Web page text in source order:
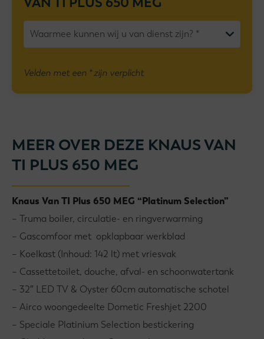
Velden met een * zijn verplicht
MEER OVER DEZE KNAUS VAN
TI PLUS 650 MEG
Knaus Van TI Plus 650 MEG “Platinum Selection”
– Truma boiler, circulatie- en ringverwarming
– Gascomfoor met opklapbaar werkblad
– Koelkast (Inhoud: 142 lt) met vriesvak
– Cassettetoilet, douche, afval- en schoonwatertank
– 32″ LED TV & Oyster 60cm automatische schotel
– Airco woongedeelte Dometic Freshjet 2200
– Speciale Platinium Selection bestickering